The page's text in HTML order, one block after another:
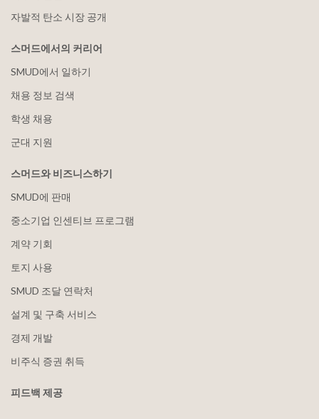
자발적 탄소 시장 공개
스머드에서의 커리어
SMUD에서 일하기
채용 정보 검색
학생 채용
군대 지원
스머드와 비즈니스하기
SMUD에 판매
중소기업 인센티브 프로그램
계약 기회
토지 사용
SMUD 조달 연락처
설계 및 구축 서비스
경제 개발
비주식 증권 취득
피드백 제공